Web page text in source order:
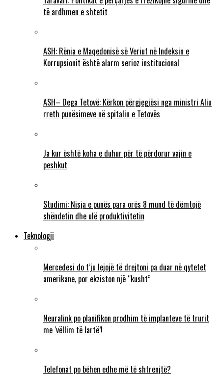
të ardhmen e shtetit
ASH: Rënia e Maqedonisë së Veriut në Indeksin e
Korrupsionit është alarm serioz institucional
ASH– Dega Tetovë: Kërkon përgjegjësi nga ministri Aliu
rreth punësimeve në spitalin e Tetovës
Ja kur është koha e duhur për të përdorur vajin e
peshkut
Studimi: Nisja e punës para orës 8 mund të dëmtojë
shëndetin dhe ulë produktivitetin
Teknologji
Mercedesi do t’ju lejojë të drejtoni pa duar në qytetet
amerikane, por ekziston një “kusht”
Neuralink po planifikon prodhim të implanteve të trurit
me ‘vëllim të lartë’!
Telefonat po bëhen edhe më të shtrenjtë?